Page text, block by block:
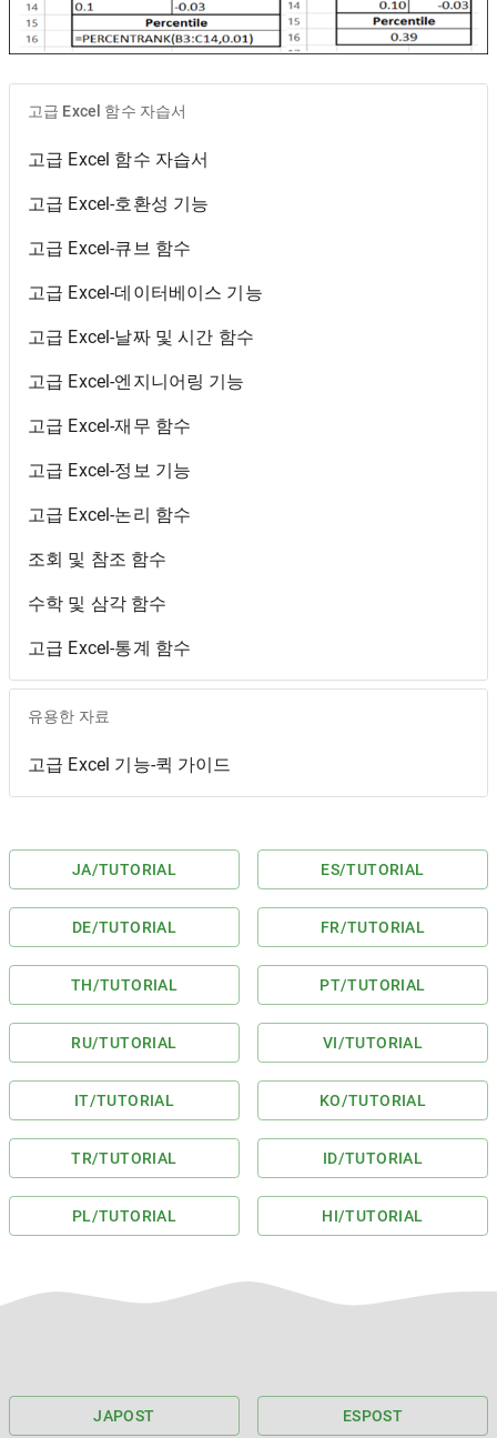
고급 Excel 함수 자습서
고급 Excel 함수 자습서
고급 Excel-호환성 기능
고급 Excel-큐브 함수
고급 Excel-데이터베이스 기능
고급 Excel-날짜 및 시간 함수
고급 Excel-엔지니어링 기능
고급 Excel-재무 함수
고급 Excel-정보 기능
고급 Excel-논리 함수
조회 및 참조 함수
수학 및 삼각 함수
고급 Excel-통계 함수
유용한 자료
고급 Excel 기능-퀵 가이드
JA/TUTORIAL ES/TUTORIAL
DE/TUTORIAL FR/TUTORIAL
TH/TUTORIAL PT/TUTORIAL
RU/TUTORIAL VI/TUTORIAL
IT/TUTORIAL KO/TUTORIAL
TR/TUTORIAL ID/TUTORIAL
PL/TUTORIAL HI/TUTORIAL
JAPOST ESPOST